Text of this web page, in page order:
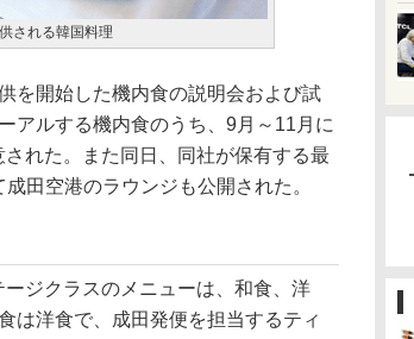
される韓国料理
を開始した機内食の説明会および試
アルする機内食のうち、9月～11月に
れた。また同日、同社が保有する最
田空港のラウンジも公開された。
ジクラスのメニューは、和食、洋
は洋食で、成田発便を担当するティ